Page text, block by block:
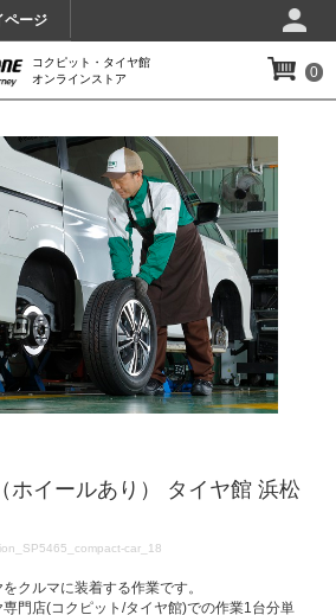
ページ
コクピット・タイヤ館
オンラインストア
0
ホイールあり） タイヤ館 浜松
car_18
クルマに装着する作業です。
門店(コクピット/タイヤ館)での作業1台分単